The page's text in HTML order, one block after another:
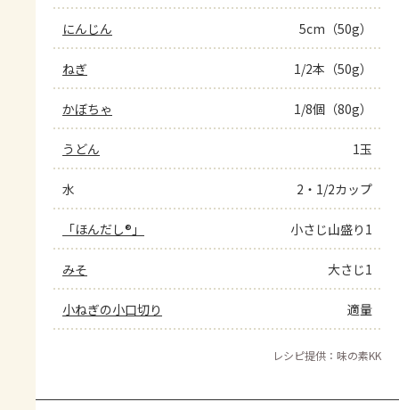
にんじん 5cm（50g）
ねぎ 1/2本（50g）
かぼちゃ 1/8個（80g）
うどん 1玉
水 2・1/2カップ
「ほんだし®」 小さじ山盛り1
みそ 大さじ1
小ねぎの小口切り 適量
レシピ提供：味の素KK